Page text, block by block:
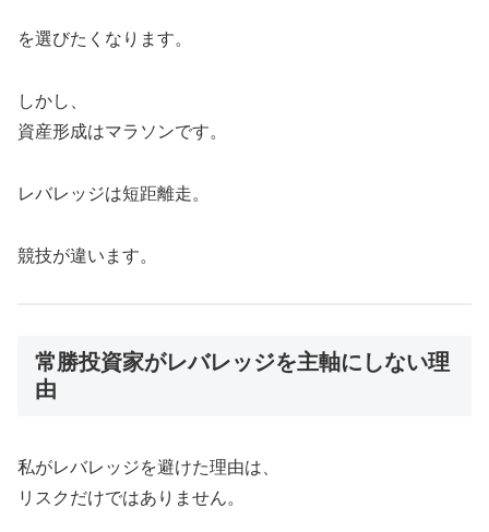
を選びたくなります。
しかし、
資産形成はマラソンです。
レバレッジは短距離走。
競技が違います。
常勝投資家がレバレッジを主軸にしない理
由
私がレバレッジを避けた理由は、
リスクだけではありません。